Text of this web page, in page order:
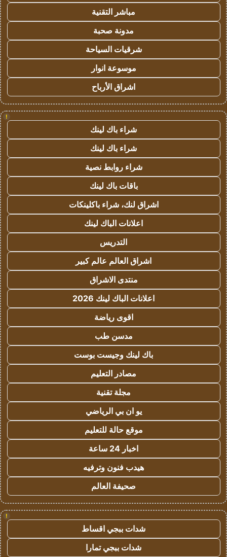
مباشر التقنية
مدونة صحبة
شرقيات السياحة
موسوعة انوار
اشراق الأرباح
!
شراء باك لينك
شراء باك لينك
شراء روابط نصية
باقات باك لينك
اشراق لنك، شراء باكلينكات
اعلانات الباك لينك
التدريس
اشراق العالم عالم كبير
منتدى الاشراق
اعلانات الباك لينك 2026
اقوى رياضة
مدسن طب
باك لينك وجيست بوست
مصادر التعليم
مجلة تقنية
يو ان بي الرياضي
موقع حالة للتعليم
اخبار 24 ساعة
هيدب فنون وترفيه
صحيفة العالم
!
شدات ببجي اقساط
شدات ببجي تمارا